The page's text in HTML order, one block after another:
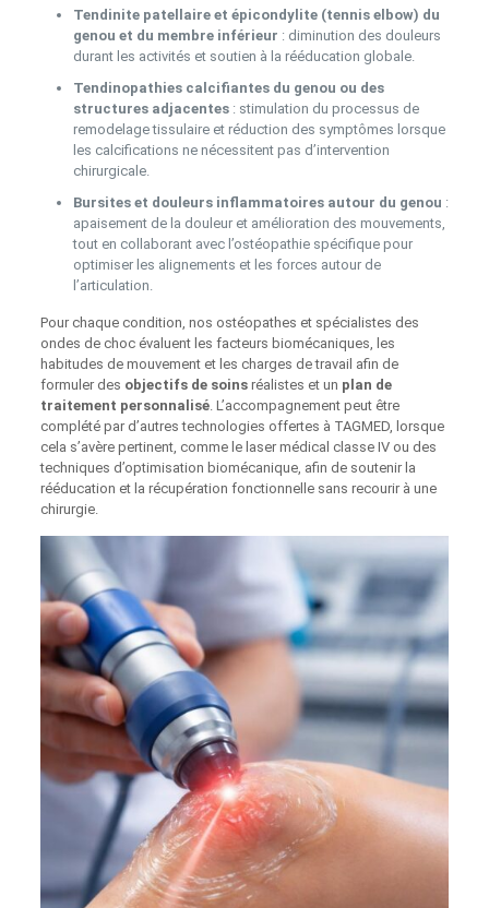
Tendinite patellaire et épicondylite (tennis elbow) du
genou et du membre inférieur : diminution des douleurs
durant les activités et soutien à la rééducation globale.
Tendinopathies calcifiantes du genou ou des
structures adjacentes: stimulation du processus de
remodelage tissulaire et réduction des symptômes lorsque
les calcifications ne nécessitent pas d’intervention
chirurgicale.
Bursites et douleurs inflammatoires autour du genou :
apaisement de la douleur et amélioration des mouvements,
tout en collaborant avec l’ostéopathie spécifique pour
optimiser les alignements et les forces autour de
l’articulation.
Pour chaque condition, nos ostéopathes et spécialistes des
ondes de choc évaluent les facteurs biomécaniques, les
habitudes de mouvement et les charges de travail afin de
formuler des objectifs de soinsréalistes et un plan de
traitement personnalisé. L’accompagnement peut être
complété par d’autres technologies offertes à TAGMED, lorsque
cela s’avère pertinent, comme le laser médical classe IV ou des
techniques d’optimisation biomécanique, afin de soutenir la
rééducation et la récupération fonctionnelle sans recourir à une
chirurgie.